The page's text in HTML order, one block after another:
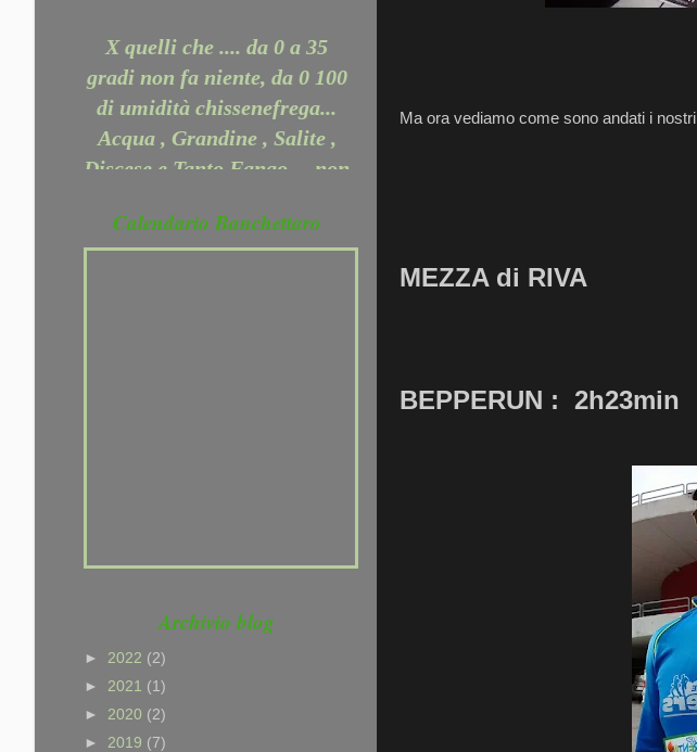
Ma ora vediamo come sono andati i nostri
MEZZA di RIVA
BEPPERUN : 2h23min
gradi non fa niente, da 0 100
di umidità chissenefrega...
Acqua , Grandine , Salite ,
Discese e Tanto Fango.... non
ci ferma nessuno.... Perchè
calcio, a tennis, a rugby o a
poker . Non puoi dire che
Calendario Banchettaro
Archivio blog
► 2022 (2)
► 2021 (1)
► 2020 (2)
► 2019 (7)